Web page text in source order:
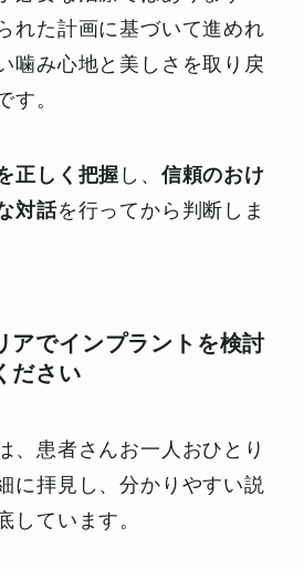
れた計画に基づいて進めれ
噛み心地と美しさを取り戻
す。
正しく把握 し、 信頼のおけ
対話を行ってから判断しま
アでインプラントを検討
ださい
、患者さんお一人おひとり
に拝見し、分かりやすい説
しています。